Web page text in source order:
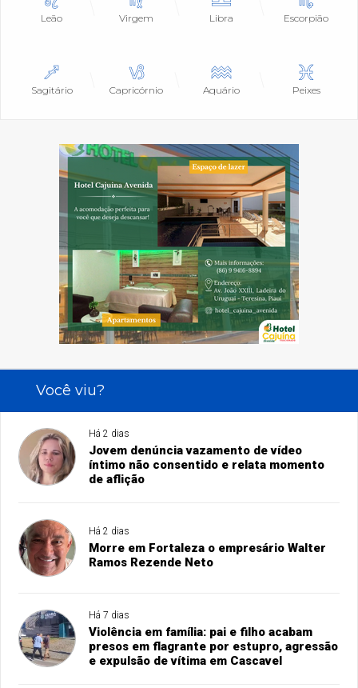
Leão Virgem Libra Escorpião
Sagitário Capricórnio Aquário Peixes
Você viu?
Há 2 dias
Jovem denúncia vazamento de vídeo
íntimo não consentido e relata momento
de aflição
Há 2 dias
Morre em Fortaleza o empresário Walter
Ramos Rezende Neto
Há 7 dias
Violência em família: pai e filho acabam
presos em flagrante por estupro, agressão
e expulsão de vítima em Cascavel